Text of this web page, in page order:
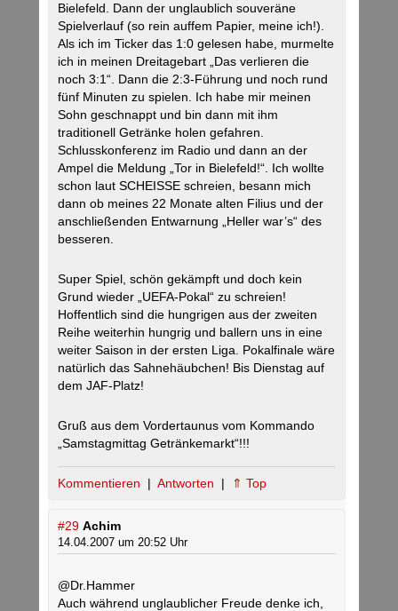
Bielefeld. Dann der unglaublich souveräne
Spielverlauf (so rein auffem Papier, meine ich!).
Als ich im Ticker das 1:0 gelesen habe, murmelte
ich in meinen Dreitagebart „Das verlieren die
noch 3:1“. Dann die 2:3-Führung und noch rund
fünf Minuten zu spielen. Ich habe mir meinen
Sohn geschnappt und bin dann mit ihm
traditionell Getränke holen gefahren.
Schlusskonferenz im Radio und dann an der
Ampel die Meldung „Tor in Bielefeld!“. Ich wollte
schon laut SCHEISSE schreien, besann mich
dann ob meines 22 Monate alten Filius und der
anschließenden Entwarnung „Heller war’s“ des
besseren.
Super Spiel, schön gekämpft und doch kein
Grund wieder „UEFA-Pokal“ zu schreien!
Hoffentlich sind die hungrigen aus der zweiten
Reihe weiterhin hungrig und ballern uns in eine
weiter Saison in der ersten Liga. Pokalfinale wäre
natürlich das Sahnehäubchen! Bis Dienstag auf
dem JAF-Platz!
Gruß aus dem Vordertaunus vom Kommando
„Samstagmittag Getränkemarkt“!!!
Kommentieren | Antworten | ⇑ Top
#29 Achim
14.04.2007 um 20:52 Uhr
@Dr.Hammer
Auch während unglaublicher Freude denke ich,